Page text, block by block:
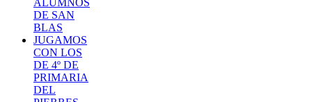
ALUMNOS
DE SAN
BLAS
JUGAMOS
CON LOS
DE 4º DE
PRIMARIA
DEL